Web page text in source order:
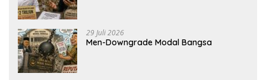
29 Juli 2026
Men-Downgrade Modal Bangsa